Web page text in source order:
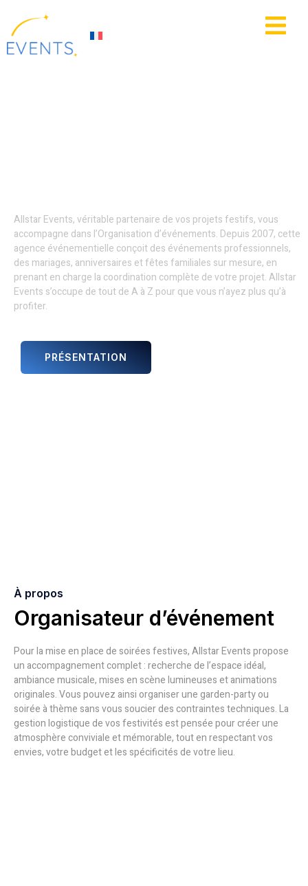
principal
Allstar Events, véritable partenaire de vos projets festifs, vous
accompagne dans l’Organisation d’événements. Depuis 2007, cette
agence événementielle conçoit des événements professionnels,
des mariages, anniversaires et fêtes familiales sur mesure, en
prenant en charge la coordination complète de votre projet. Allstar
Events s’occupe de tout de A à Z pour que vous n’ayez plus qu’à
profiter.
PRÉSENTATION
À propos
Organisateur d’événement
Pour la mise en place de soirées festives, Allstar Events propose
un accompagnement complet : recherche de l’espace idéal,
ambiance musicale, mises en scène lumineuses et animations
originales. Vous pouvez ainsi organiser une garden-party ou
soirée à thème sans vous soucier des contraintes techniques. La
gestion logistique de vos festivités est pensée pour créer une
atmosphère conviviale et mémorable, tout en respectant vos
envies, votre budget et les spécificités de votre lieu.